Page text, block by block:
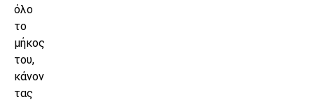
όλο
το
μήκος
του,
κάνον
τας